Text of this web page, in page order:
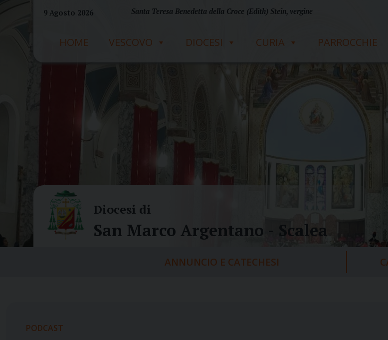
9 Agosto 2026 Santa Teresa Benedetta della Croce (Edith) Stein, vergine
HOME VESCOVO DIOCESI CURIA PARROCCHIE
Diocesi di
San Marco Argentano - Scalea
ANNUNCIO E CATECHESI
PODCAST